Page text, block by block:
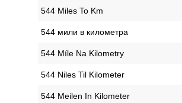
‎544 Miles To Km
‎544 мили в километра
‎544 Míle Na Kilometry
‎544 Niles Til Kilometer
‎544 Meilen In Kilometer